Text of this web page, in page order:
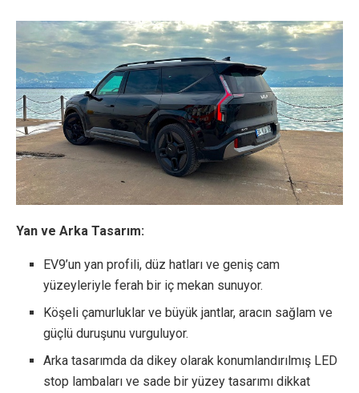
Yan ve Arka Tasarım:
EV9’un yan profili, düz hatları ve geniş cam
yüzeyleriyle ferah bir iç mekan sunuyor.
Köşeli çamurluklar ve büyük jantlar, aracın sağlam ve
güçlü duruşunu vurguluyor.
Arka tasarımda da dikey olarak konumlandırılmış LED
stop lambaları ve sade bir yüzey tasarımı dikkat